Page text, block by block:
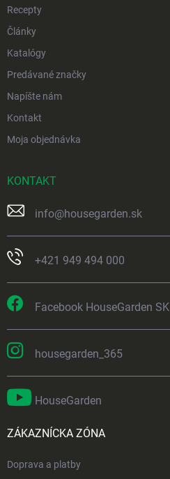
Recepty
Články
Katalógy
Predávané značky
Napíšte nám
Kontakt
Moja objednávka
KONTAKT
info@housegarden.sk
+421 949 494 000
Facebook HouseGarden SK
housegarden_365
HouseGarden
ZÁKAZNÍCKA ZÓNA
Doprava a platby